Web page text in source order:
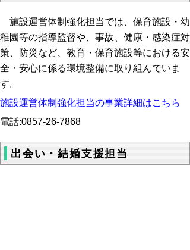
施設運営体制強化担当では、保育施設・幼
稚園等の指導監督や、事故、健康・感染症対
策、防災など、教育・保育施設等における安
全・安心に係る環境整備に取り組んでいま
す。
施設運営体制強化担当の事業詳細はこちら
電話:0857-26-7868
出会い・結婚支援担当